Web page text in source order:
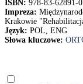
ISBN: 978-83-62891-
Impreza:
Krakowie
Język: POL, ENG
Słowa kluczowe: